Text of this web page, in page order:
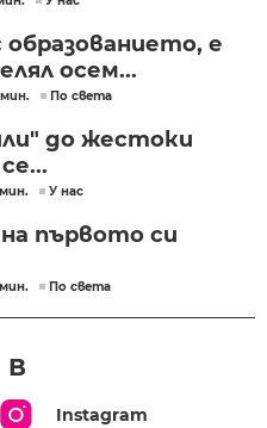
е
осем...
По света
до жестоки
У нас
първото си
По света
В
Instagram